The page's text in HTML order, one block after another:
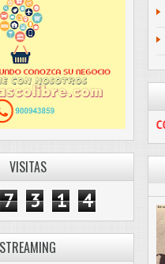
VISITAS
7 3 1
4
STREAMING